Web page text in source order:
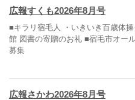
広報すくも2026年8月号
■キラリ宿毛人 ・いきいき百歳体
館 図書の寄贈のお礼 ■宿毛市オー
募集
広報さかわ2026年8月号